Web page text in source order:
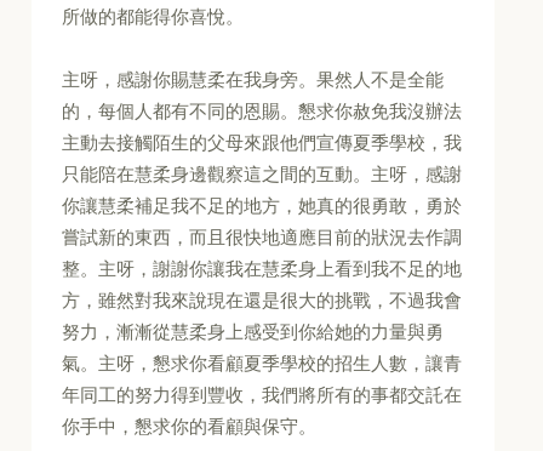
所做的都能得你喜悅。
主呀，感謝你賜慧柔在我身旁。果然人不是全能
的，每個人都有不同的恩賜。懇求你赦免我沒辦法
主動去接觸陌生的父母來跟他們宣傳夏季學校，我
只能陪在慧柔身邊觀察這之間的互動。主呀，感謝
你讓慧柔補足我不足的地方，她真的很勇敢，勇於
嘗試新的東西，而且很快地適應目前的狀況去作調
整。主呀，謝謝你讓我在慧柔身上看到我不足的地
方，雖然對我來說現在還是很大的挑戰，不過我會
努力，漸漸從慧柔身上感受到你給她的力量與勇
氣。主呀，懇求你看顧夏季學校的招生人數，讓青
年同工的努力得到豐收，我們將所有的事都交託在
你手中，懇求你的看顧與保守。